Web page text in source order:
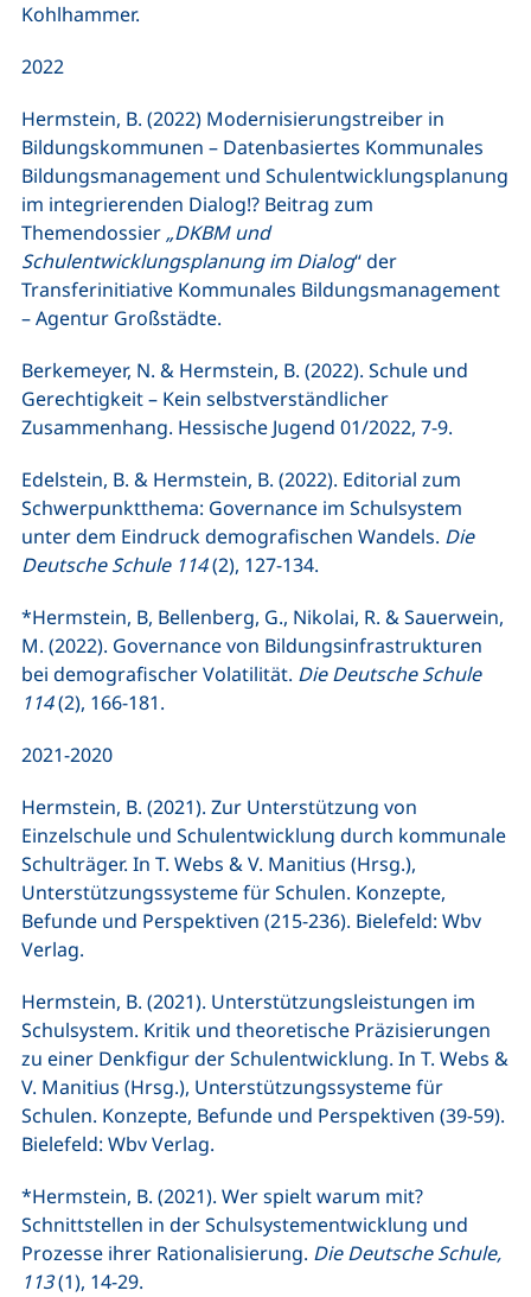
Kohlhammer.
2022
Hermstein, B. (2022) Modernisierungstreiber in
Bildungskommunen – Datenbasiertes Kommunales
Bildungsmanagement und Schulentwicklungsplanung
im integrierenden Dialog!? Beitrag zum
Themendossier „DKBM und
Schulentwicklungsplanung im Dialog“ der
Transferinitiative Kommunales Bildungsmanagement
– Agentur Großstädte.
Berkemeyer, N. & Hermstein, B. (2022). Schule und
Gerechtigkeit – Kein selbstverständlicher
Zusammenhang. Hessische Jugend 01/2022, 7-9.
Edelstein, B. & Hermstein, B. (2022). Editorial zum
Schwerpunktthema: Governance im Schulsystem
unter dem Eindruck demografischen Wandels. Die
Deutsche Schule 114(2), 127-134.
*Hermstein, B, Bellenberg, G., Nikolai, R. & Sauerwein,
M. (2022). Governance von Bildungsinfrastrukturen
bei demografischer Volatilität. Die Deutsche Schule
114(2), 166-181.
2021-2020
Hermstein, B. (2021). Zur Unterstützung von
Einzelschule und Schulentwicklung durch kommunale
Schulträger. In T. Webs & V. Manitius (Hrsg.),
Unterstützungssysteme für Schulen. Konzepte,
Befunde und Perspektiven (215-236). Bielefeld: Wbv
Verlag.
Hermstein, B. (2021). Unterstützungsleistungen im
Schulsystem. Kritik und theoretische Präzisierungen
zu einer Denkfigur der Schulentwicklung. In T. Webs &
V. Manitius (Hrsg.), Unterstützungssysteme für
Schulen. Konzepte, Befunde und Perspektiven (39-59).
Bielefeld: Wbv Verlag.
*Hermstein, B. (2021). Wer spielt warum mit?
Schnittstellen in der Schulsystementwicklung und
Prozesse ihrer Rationalisierung. Die Deutsche Schule,
113(1), 14-29.